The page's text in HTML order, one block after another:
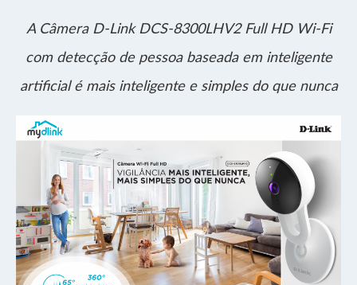
A Câmera D-Link DCS-8300LHV2 Full HD Wi-Fi
com detecção de pessoa baseada em inteligente
artificial é mais inteligente e simples do que nunca